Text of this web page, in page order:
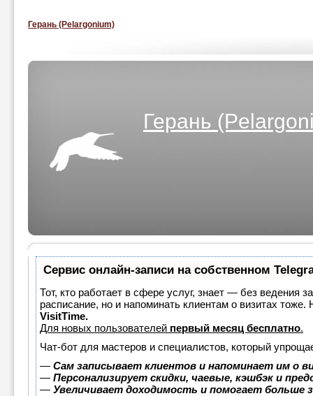
Герань (Pelargonium)
Герань
Сервис онлайн-записи на собственном
Тот, кто работает в сфере услуг, знает — без ведения
расписание, но и напоминать клиентам о визитах
VisitTime.
Для новых пользователей первый месяц бесплатно.
Чат-бот для мастеров и специалистов, который
— Сам записывает клиентов и напоминает им о
— Персонализирует скидки, чаевые, кэшбэк и
— Увеличивает доходимость и помогает больше